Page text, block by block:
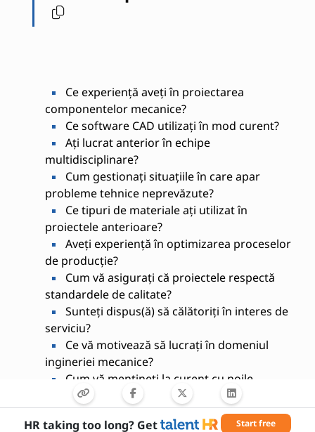
Ce experiență aveți în proiectarea
componentelor mecanice?
Ce software CAD utilizați în mod curent?
Ați lucrat anterior în echipe
multidisciplinare?
Cum gestionați situațiile în care apar
probleme tehnice neprevăzute?
Ce tipuri de materiale ați utilizat în
proiectele anterioare?
Aveți experiență în optimizarea proceselor
de producție?
Cum vă asigurați că proiectele respectă
standardele de calitate?
Sunteți dispus(ă) să călătoriți în interes de
serviciu?
Ce vă motivează să lucrați în domeniul
ingineriei mecanice?
Cum vă mențineți la curent cu noile
tehnologii din domeniu?
HR taking too long? Get Start free